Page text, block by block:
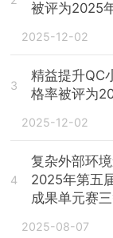
被评为2025
2025-12-02
3
精益提升QC
格率被评为
2025-12-02
4
复杂外部环
2025年第五
成果单元赛
2025-08-07